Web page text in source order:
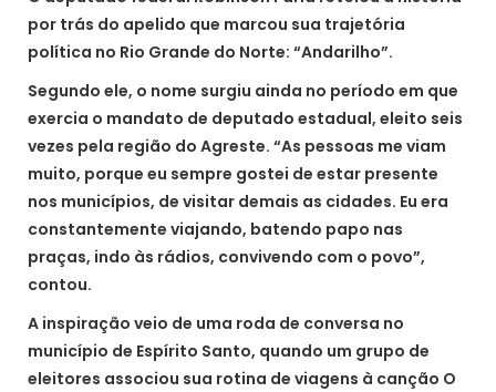
por trás do apelido que marcou sua trajetória
política no Rio Grande do Norte: “Andarilho”.
Segundo ele, o nome surgiu ainda no período em que
exercia o mandato de deputado estadual, eleito seis
vezes pela região do Agreste. “As pessoas me viam
muito, porque eu sempre gostei de estar presente
nos municípios, de visitar demais as cidades. Eu era
constantemente viajando, batendo papo nas
praças, indo às rádios, convivendo com o povo”,
contou.
A inspiração veio de uma roda de conversa no
município de Espírito Santo, quando um grupo de
eleitores associou sua rotina de viagens à canção O